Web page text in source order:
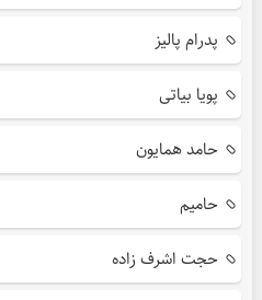
پدرام پالیز
پویا بیاتی
حامد همایون
حامیم
حجت اشرف زاده